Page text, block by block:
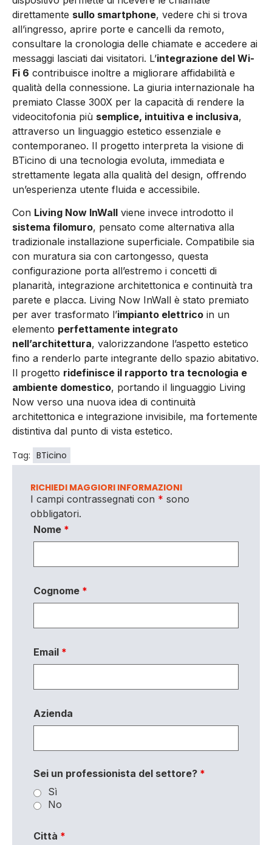
direttamente sullo smartphone, vedere chi si trova
all’ingresso, aprire porte e cancelli da remoto,
consultare la cronologia delle chiamate e accedere ai
messaggi lasciati dai visitatori. L’integrazione del Wi-
Fi 6 contribuisce inoltre a migliorare affidabilità e
qualità della connessione. La giuria internazionale ha
premiato Classe 300X per la capacità di rendere la
videocitofonia più semplice, intuitiva e inclusiva,
attraverso un linguaggio estetico essenziale e
contemporaneo. Il progetto interpreta la visione di
BTicino di una tecnologia evoluta, immediata e
strettamente legata alla qualità del design, offrendo
un’esperienza utente fluida e accessibile.
Con Living Now InWall viene invece introdotto il
sistema filomuro, pensato come alternativa alla
tradizionale installazione superficiale. Compatibile sia
con muratura sia con cartongesso, questa
configurazione porta all’estremo i concetti di
planarità, integrazione architettonica e continuità tra
parete e placca. Living Now InWall è stato premiato
per aver trasformato l’impianto elettrico in un
elemento perfettamente integrato
nell’architettura, valorizzandone l’aspetto estetico
fino a renderlo parte integrante dello spazio abitativo.
Il progetto ridefinisce il rapporto tra tecnologia e
ambiente domestico, portando il linguaggio Living
Now verso una nuova idea di continuità
architettonica e integrazione invisibile, ma fortemente
distintiva dal punto di vista estetico.
Tag: BTicino
RICHIEDI MAGGIORI INFORMAZIONI
I campi contrassegnati con * sono
obbligatori.
Nome *
Cognome *
Email *
Azienda
Sei un professionista del settore? *
Sì
No
Città *